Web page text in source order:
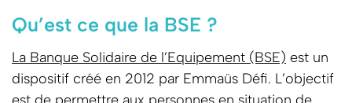
Qu’est ce que la BSE ?
La Banque Solidaire de l’Equipement (BSE) est un
dispositif créé en 2012 par Emmaüs Défi. L’objectif